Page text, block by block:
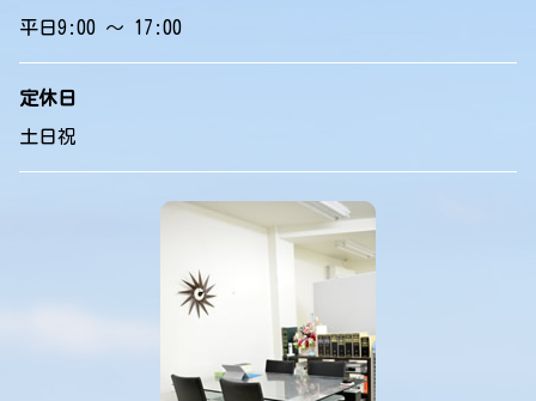
平日9:00 ～ 17:00
定休日
土日祝